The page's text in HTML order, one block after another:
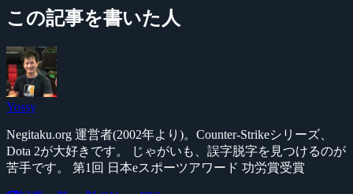
この記事を書いた人
Yossy
Negitaku.org 運営者(2002年より)。Counter-Strikeシリーズ、
Dota 2が大好きです。 じゃがいも、誤字脱字を見つけるのが
苦手です。 第1回 日本eスポーツアワード 功労賞受賞